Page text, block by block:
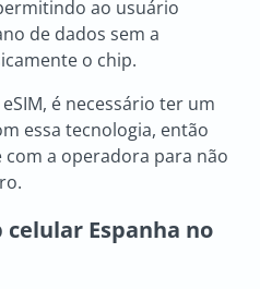
ao usuário
de dados sem a
o chip.
é necessário ter um
essa tecnologia, então
a operadora para não
Espanha no